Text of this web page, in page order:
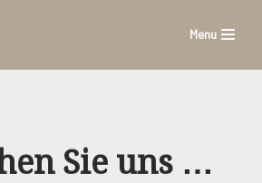
Menu
Sie uns …